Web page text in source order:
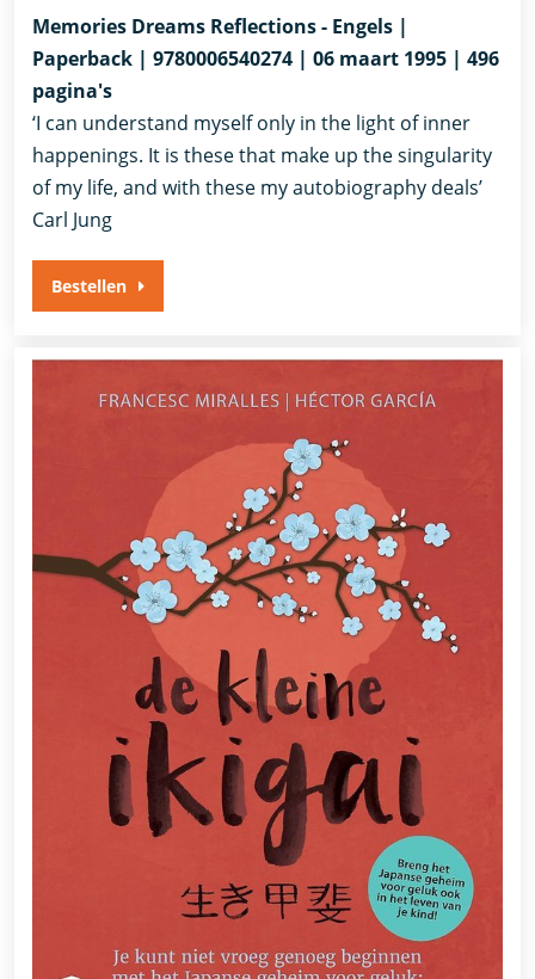
Memories Dreams Reflections - Engels |
Paperback | 9780006540274 | 06 maart 1995 | 496
pagina's
‘I can understand myself only in the light of inner
happenings. It is these that make up the singularity
of my life, and with these my autobiography deals’
Carl Jung
Bestellen